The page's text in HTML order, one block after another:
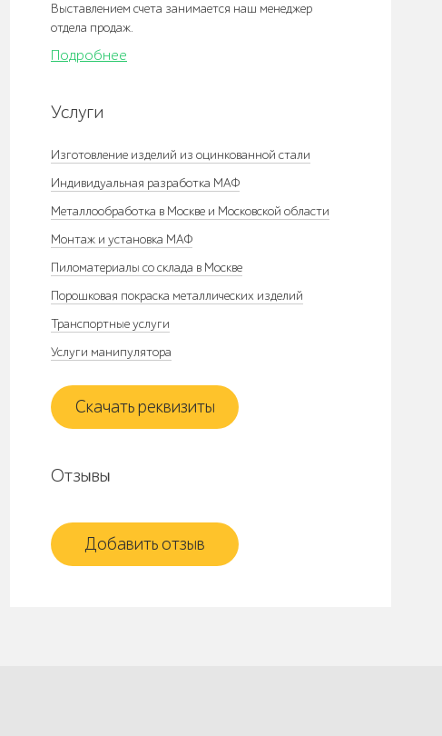
Выставлением счета занимается наш менеджер
отдела продаж.
Подробнее
Услуги
Изготовление изделий из оцинкованной стали
Индивидуальная разработка МАФ
Металлообработка в Москве и Московской области
Монтаж и установка МАФ
Пиломатериалы со склада в Москве
Порошковая покраска металлических изделий
Транспортные услуги
Услуги манипулятора
Скачать реквизиты
Отзывы
Добавить отзыв